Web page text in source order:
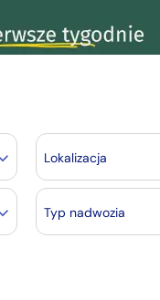
Lokalizacja
Typ nadwozia